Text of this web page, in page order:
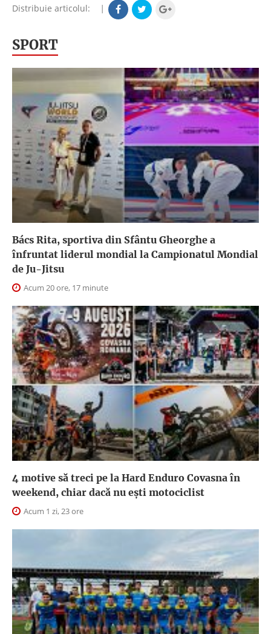
Distribuie articolul: |
SPORT
Bács Rita, sportiva din Sfântu Gheorghe a
înfruntat liderul mondial la Campionatul Mondial
de Ju-Jitsu
Acum 20 ore, 17 minute
4 motive să treci pe la Hard Enduro Covasna în
weekend, chiar dacă nu ești motociclist
Acum 1 zi, 23 ore